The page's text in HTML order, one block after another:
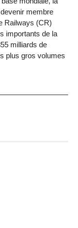
membre
Railways (CR)
importants de la
milliards de
plus gros volumes